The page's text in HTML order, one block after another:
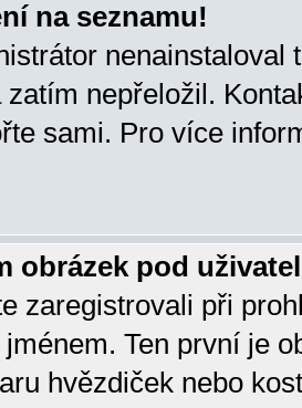
na seznamu!
nenainstaloval
zatím nepřeložil.
sami. Pro více
obrázek pod
zaregistrovali při
Ten první je
hvězdiček nebo